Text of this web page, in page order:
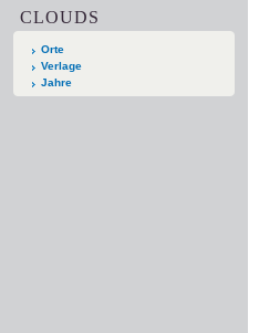
CLOUDS
Orte
Verlage
Jahre